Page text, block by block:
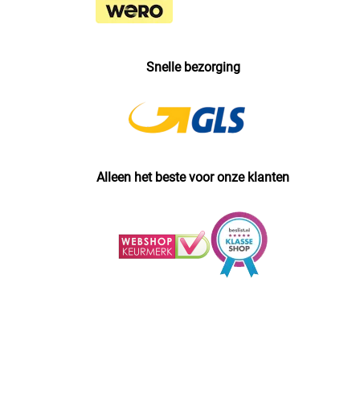
Snelle bezorging
Alleen het beste voor onze klanten